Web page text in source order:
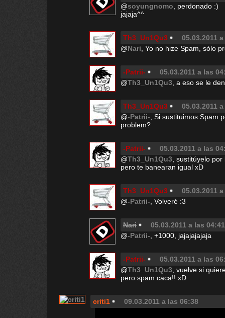
@soyungnomo , perdonado :)
jajaja^^
Th3_Un1Qu3
05.03.2011
@Nari , Yo no hize Spam, sólo
-Patrii-
05.03.2011 a las
@Th3_Un1Qu3 , a eso se le
Th3_Un1Qu3
05.03.2011
@-Patrii- , Si sustituimos Spam
problem?
-Patrii-
05.03.2011 a las
@Th3_Un1Qu3 , sustitúyelo
pero te banearan igual xD
Th3_Un1Qu3
05.03.2011
@-Patrii- , Volveré :3
Nari
05.03.2011 a las 04:41
@-Patrii- , +1000, jajajajajaja
-Patrii-
05.03.2011 a las
@Th3_Un1Qu3 , vuelve si
pero spam caca!! xD
criti1 09.03.2011 a las 06:38